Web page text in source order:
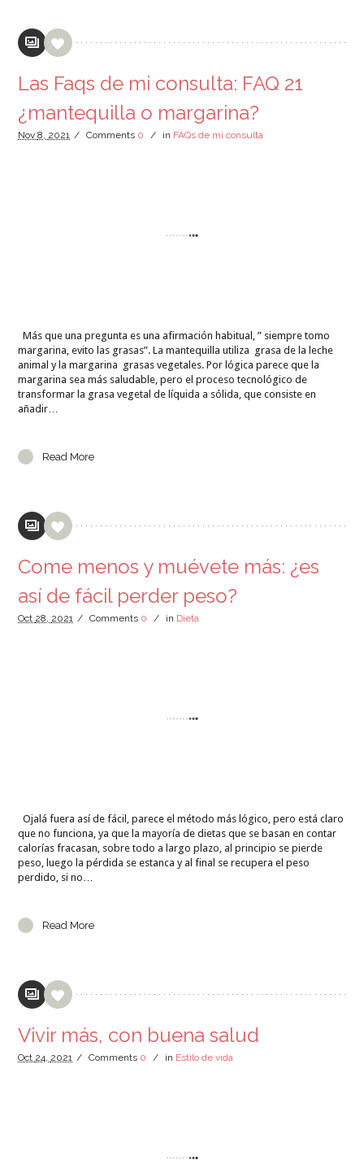
Las Faqs de mi consulta: FAQ 21
¿mantequilla o margarina?
Nov8, 2021 / Comments 0 / in FAQs de mi consulta
Más que una pregunta es una afirmación habitual, ” siempre tomo
margarina, evito las grasas”. La mantequilla utiliza grasa de la leche
animal y la margarina grasas vegetales. Por lógica parece que la
margarina sea más saludable, pero el proceso tecnológico de
transformar la grasa vegetal de líquida a sólida, que consiste en
añadir…
Read More
Come menos y muévete más: ¿es
así de fácil perder peso?
Oct 28, 2021 / Comments 0 / in Dieta
Ojalá fuera así de fácil, parece el método más lógico, pero está claro
que no funciona, ya que la mayoría de dietas que se basan en contar
calorías fracasan, sobre todo a largo plazo, al principio se pierde
peso, luego la pérdida se estanca y al final se recupera el peso
perdido, si no…
Read More
Vivir más, con buena salud
Oct 24, 2021 / Comments 0 / in Estilo de vida